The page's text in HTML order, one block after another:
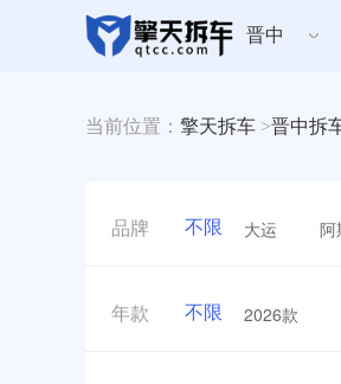
晋中
当前位置： 擎天拆车 >晋中拆
品牌 不限 大运 阿
年款 不限 2026款